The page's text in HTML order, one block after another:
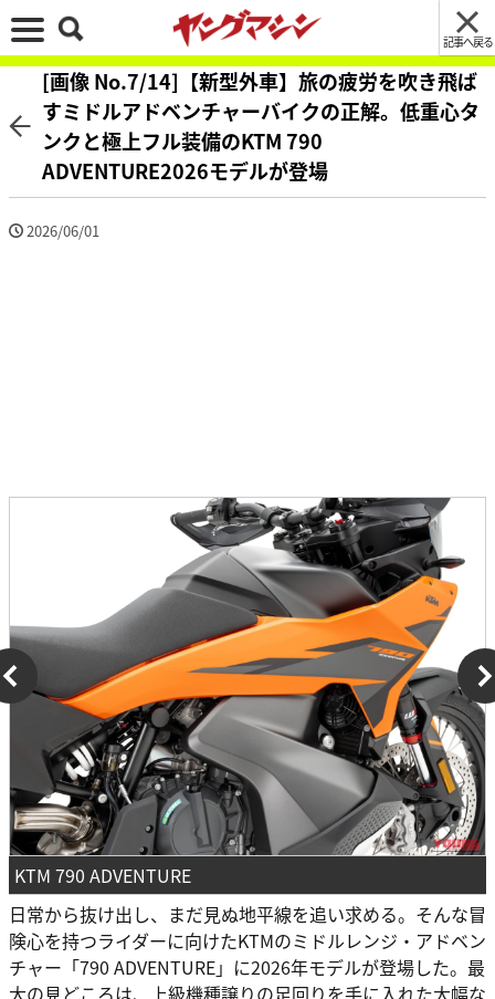
記事へ戻る
[画像 No.7/14]【新型外車】旅の疲労を吹き飛ば
すミドルアドベンチャーバイクの正解。低重心タ
ンクと極上フル装備のKTM 790
ADVENTURE2026モデルが登場
2026/06/01
KTM 790 ADVENTURE
日常から抜け出し、まだ見ぬ地平線を追い求める。そんな冒
険心を持つライダーに向けたKTMのミドルレンジ・アドベン
チャー「790 ADVENTURE」に2026年モデルが登場した。最
大の見どころは、上級機種譲りの足回りを手に入れた大幅な